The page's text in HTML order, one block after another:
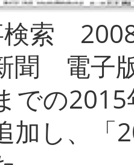
検索
聞 電子
での
加し、「